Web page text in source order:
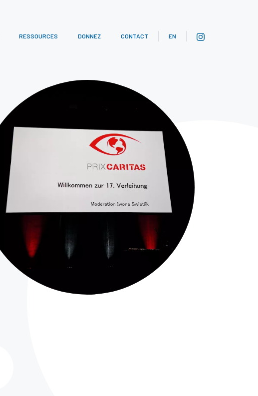
RESSOURCES DONNEZ CONTACT EN